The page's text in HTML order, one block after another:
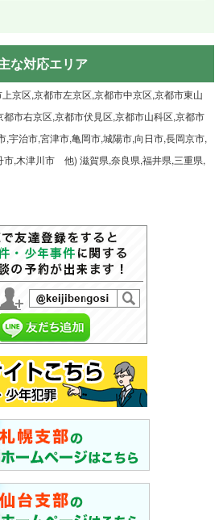
な対応エリア
京区,京都市左京区,京都市中京区,京都市東山
市右京区,京都市伏見区,京都市山科区,京都市
,宇治市,宮津市,亀岡市,城陽市,向日市,長岡京市,
市,木津川市 他) 滋賀県,奈良県,福井県,三重県,